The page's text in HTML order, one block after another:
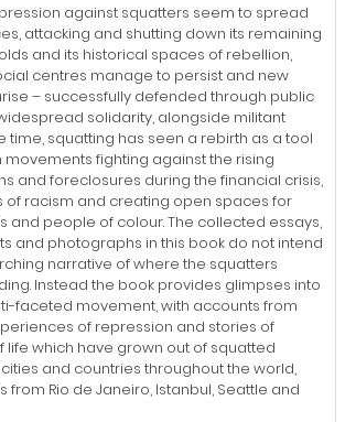
against squatters seem to spread
attacking and shutting down its remaining
and its historical spaces of rebellion,
centres manage to persist and new
– successfully defended through public
solidarity, alongside militant
time, squatting has seen a rebirth as a tool
movements fighting against the rising
and foreclosures during the financial crisis,
of racism and creating open spaces for
and people of colour. The collected essays,
and photographs in this book do not intend
narrative of where the squatters
Instead the book provides glimpses into
faceted movement, with accounts from
of repression and stories of
life which have grown out of squatted
and countries throughout the world,
from Rio de Janeiro, Istanbul, Seattle and